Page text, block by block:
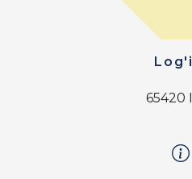
65420